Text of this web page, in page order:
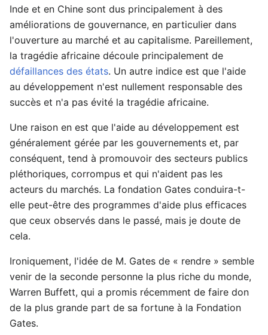
Inde et en Chine sont dus principalement à des
améliorations de gouvernance, en particulier dans
l'ouverture au marché et au capitalisme. Pareillement,
la tragédie africaine découle principalement de
défaillances des états. Un autre indice est que l'aide
au développement n'est nullement responsable des
succès et n'a pas évité la tragédie africaine.
Une raison en est que l'aide au développement est
généralement gérée par les gouvernements et, par
conséquent, tend à promouvoir des secteurs publics
pléthoriques, corrompus et qui n'aident pas les
acteurs du marchés. La fondation Gates conduira-t-
elle peut-être des programmes d'aide plus efficaces
que ceux observés dans le passé, mais je doute de
cela.
Ironiquement, l'idée de M. Gates de « rendre » semble
venir de la seconde personne la plus riche du monde,
Warren Buffett, qui a promis récemment de faire don
de la plus grande part de sa fortune à la Fondation
Gates.